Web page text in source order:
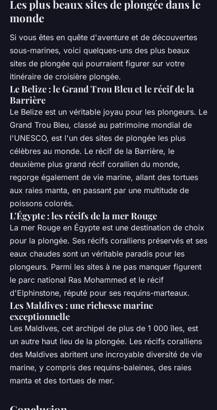
Les plus beaux sites de plongée dans le
monde
Si vous êtes en quête d'aventure et de découvertes
sous-marines, voici quelques-uns des plus beaux
sites de plongée qui pourraient figurer sur votre
itinéraire de croisière plongée.
Le Belize : le Grand Trou Bleu et le récif de la
Barrière
Le Belize est un véritable joyau pour les plongeurs. Le
Grand Trou Bleu, classé au patrimoine mondial de
l'UNESCO, est l'un des sites de plongée les plus
célèbres au monde. Le récif de la Barrière, le
deuxième plus grand récif corallien du monde,
regorge également de vie marine, allant des tortues
aux raies manta, en passant par une multitude de
poissons colorés.
L'Égypte : les récifs de la mer Rouge
La mer Rouge en Égypte est une destination de choix
pour la plongée. Ses récifs coralliens préservés et ses
eaux chaudes sont un véritable paradis pour les
plongeurs. Parmi les sites à ne pas manquer figurent
le parc national Ras Mohammed et le récif
d'Elphinstone, réputé pour ses requins-marteaux.
Les Maldives : une richesse marine
exceptionnelle
Les Maldives, cet archipel de plus de 1 000 îles, est
un autre haut lieu de la plongée. Les récifs coralliens
des Maldives abritent une incroyable diversité de vie
marine, y compris des requins-baleines, des raies
manta et des tortues de mer.